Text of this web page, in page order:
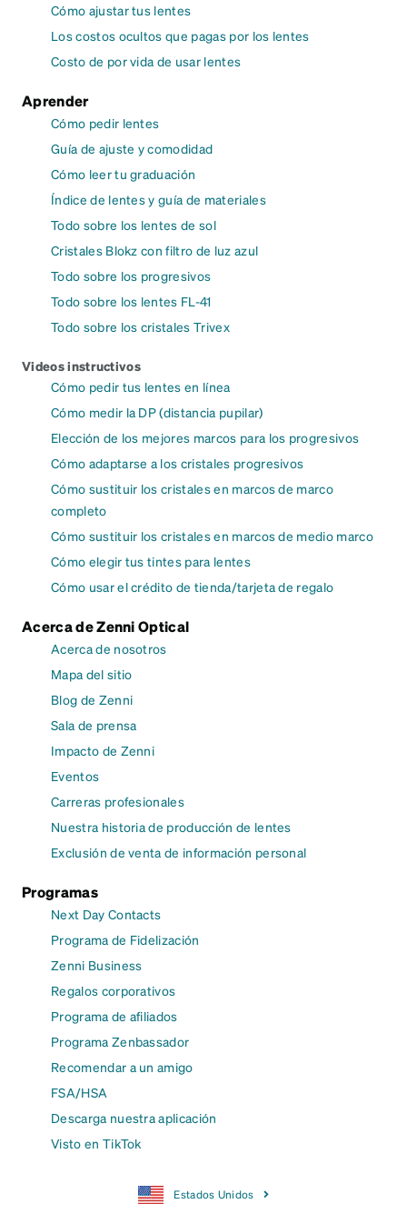
Cómo ajustar tus lentes
Los costos ocultos que pagas por los lentes
Costo de por vida de usar lentes
Aprender
Cómo pedir lentes
Guía de ajuste y comodidad
Cómo leer tu graduación
Índice de lentes y guía de materiales
Todo sobre los lentes de sol
Cristales Blokz con filtro de luz azul
Todo sobre los progresivos
Todo sobre los lentes FL-41
Todo sobre los cristales Trivex
Videos instructivos
Cómo pedir tus lentes en línea
Cómo medir la DP (distancia pupilar)
Elección de los mejores marcos para los progresivos
Cómo adaptarse a los cristales progresivos
Cómo sustituir los cristales en marcos de marco
completo
Cómo sustituir los cristales en marcos de medio marco
Cómo elegir tus tintes para lentes
Cómo usar el crédito de tienda/tarjeta de regalo
Acerca de Zenni Optical
Acerca de nosotros
Mapa del sitio
Blog de Zenni
Sala de prensa
Impacto de Zenni
Eventos
Carreras profesionales
Nuestra historia de producción de lentes
Exclusión de venta de información personal
Programas
Next Day Contacts
Programa de Fidelización
Zenni Business
Regalos corporativos
Programa de afiliados
Programa Zenbassador
Recomendar a un amigo
FSA/HSA
Descarga nuestra aplicación
Visto en TikTok
Estados Unidos